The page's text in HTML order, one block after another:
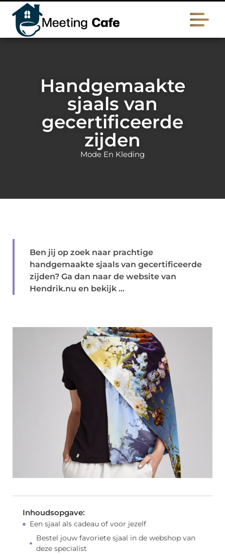
Handgemaakte
sjaals van
gecertificeerde
zijden
Mode En Kleding
Ben jij op zoek naar prachtige
handgemaakte sjaals van gecertificeerde
zijden? Ga dan naar de website van
Hendrik.nu en bekijk ...
Inhoudsopgave:
Een sjaal als cadeau of voor jezelf
Bestel jouw favoriete sjaal in de webshop van
deze specialist